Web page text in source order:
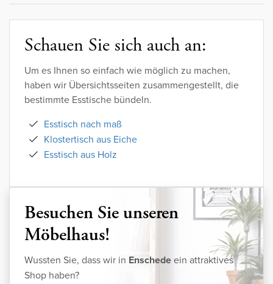
Schauen Sie sich auch an:
Um es Ihnen so einfach wie möglich zu machen,
haben wir Übersichtsseiten zusammengestellt, die
bestimmte Esstische bündeln.
Esstisch nach maß
Klostertisch aus Eiche
Esstisch aus Holz
Besuchen Sie unseren
Möbelhaus!
Wussten Sie, dass wir in Enschedeein attraktives
Shop haben?